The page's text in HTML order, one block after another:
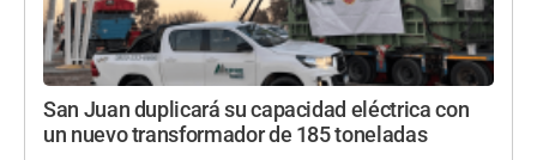
San Juan duplicará su capacidad eléctrica con
un nuevo transformador de 185 toneladas